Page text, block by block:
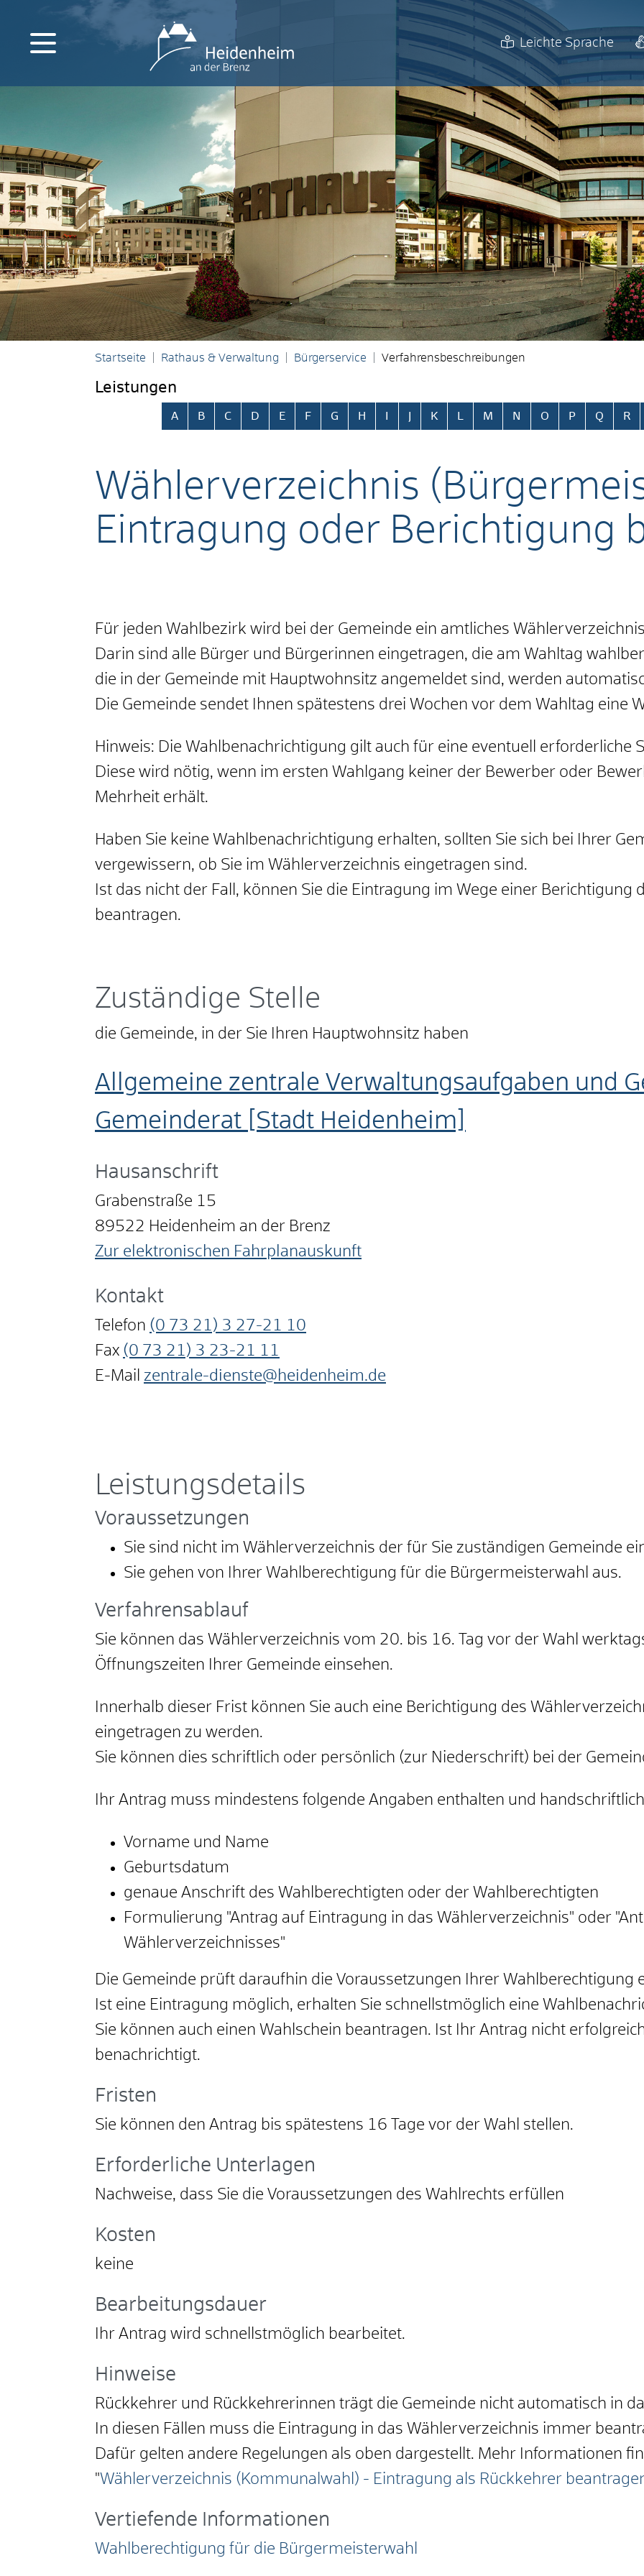
Leichte Sprache
Startseite Rathaus & Verwaltung Bürgerservice Verfahrensbeschreibungen
Leistungen
Alphabetisches Register überspringen
A B C D E F G H K M N O P Q R
Wählerverzeichnis
Eintragung oder Berichtigung
Für jeden Wahlbezirk wird bei der Gemeinde ein amtliches
Darin sind alle Bürger und Bürgerinnen eingetragen, die am Wahltag
die in der Gemeinde mit Hauptwohnsitz angemeldet sind, werden
Die Gemeinde sendet Ihnen spätestens drei Wochen vor dem Wahltag eine
Hinweis: Die Wahlbenachrichtigung gilt auch für eine eventuell erforderliche
Diese wird nötig, wenn im ersten Wahlgang keiner der Bewerber oder
Mehrheit erhält.
Haben Sie keine Wahlbenachrichtigung erhalten, sollten Sie sich bei Ihrer
vergewissern, ob Sie im Wählerverzeichnis eingetragen sind.
Ist das nicht der Fall, können Sie die Eintragung im Wege einer Berichtigung
beantragen.
Zuständige Stelle
die Gemeinde, in der Sie Ihren Hauptwohnsitz haben
Allgemeine zentrale Verwaltungsaufgaben und
Gemeinderat [Stadt Heidenheim]
Hausanschrift
Grabenstraße 15
89522 Heidenheim an der Brenz
Zur elektronischen Fahrplanauskunft
Kontakt
Telefon (0 73 21) 3 27-21 10
Fax (0 73 21) 3 23-21 11
E-Mail zentrale-dienste@heidenheim.de
Leistungsdetails
Voraussetzungen
Sie sind nicht im Wählerverzeichnis der für Sie zuständigen Gemeinde
Sie gehen von Ihrer Wahlberechtigung für die Bürgermeisterwahl aus.
Verfahrensablauf
Sie können das Wählerverzeichnis vom 20. bis 16. Tag vor der Wahl
Öffnungszeiten Ihrer Gemeinde einsehen.
Innerhalb dieser Frist können Sie auch eine Berichtigung des
eingetragen zu werden.
Sie können dies schriftlich oder persönlich (zur Niederschrift) bei der
Ihr Antrag muss mindestens folgende Angaben enthalten und
Vorname und Name
Geburtsdatum
genaue Anschrift des Wahlberechtigten oder der Wahlberechtigten
Formulierung "Antrag auf Eintragung in das Wählerverzeichnis" oder
Wählerverzeichnisses"
Die Gemeinde prüft daraufhin die Voraussetzungen Ihrer Wahlberechtigung
Ist eine Eintragung möglich, erhalten Sie schnellstmöglich eine
Sie können auch einen Wahlschein beantragen. Ist Ihr Antrag nicht
benachrichtigt.
Fristen
Sie können den Antrag bis spätestens 16 Tage vor der Wahl stellen.
Erforderliche Unterlagen
Nachweise, dass Sie die Voraussetzungen des Wahlrechts erfüllen
Kosten
keine
Bearbeitungsdauer
Ihr Antrag wird schnellstmöglich bearbeitet.
Hinweise
Rückkehrer und Rückkehrerinnen trägt die Gemeinde nicht automatisch in
In diesen Fällen muss die Eintragung in das Wählerverzeichnis immer
Dafür gelten andere Regelungen als oben dargestellt. Mehr Informationen
"Wählerverzeichnis (Kommunalwahl) - Eintragung als Rückkehrer
Vertiefende Informationen
Wahlberechtigung für die Bürgermeisterwahl